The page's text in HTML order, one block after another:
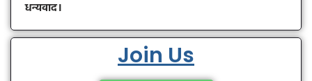
धन्यवाद।
Join Us